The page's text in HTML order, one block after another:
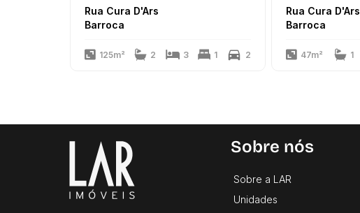
Rua Cura D'Ars
Barroca
125m² 2 3 1 2
Rua Cura D'Ars
Barroca
47m² 1
Sobre nós
Sobre a LAR
Unidades